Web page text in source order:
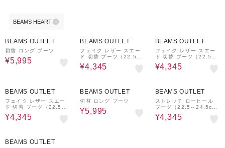
BEAMS HEART
BEAMS OUTLET
切替 ロング ブーツ
¥5,995
BEAMS OUTLET
フェイク レザー スエー
ド 切替 ブーツ（22.5～
24.5cm）
¥4,345
BEAMS OUTLET
フェイク レザー スエー
ド 切替 ブーツ（22.5～
24.5cm）
¥4,345
BEAMS OUTLET
フェイク レザー スエー
ド 切替 ブーツ（22.5～
24.5cm）
¥4,345
BEAMS OUTLET
切替 ロング ブーツ
¥5,995
BEAMS OUTLET
ストレッチ ローヒール
ブーツ（22.5～24.5c
m）
¥4,345
BEAMS OUTLET